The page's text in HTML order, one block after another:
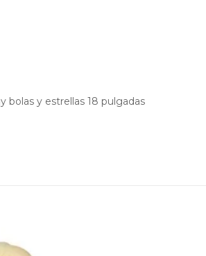
bolas y estrellas 18 pulgadas